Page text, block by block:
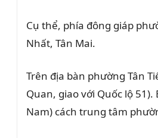
Cụ thể, phía đông giáp
Nhất, Tân Mai.
Trên địa bàn phường Tân
Quan, giao với Quốc lộ
Nam) cách trung tâm